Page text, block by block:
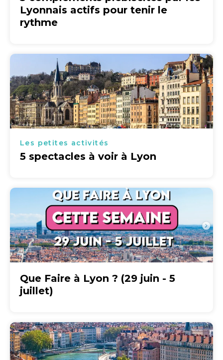
Lyonnais actifs pour tenir le
rythme
Les petites activités
5 spectacles à voir à Lyon
Que Faire à Lyon ? (29 juin - 5
juillet)